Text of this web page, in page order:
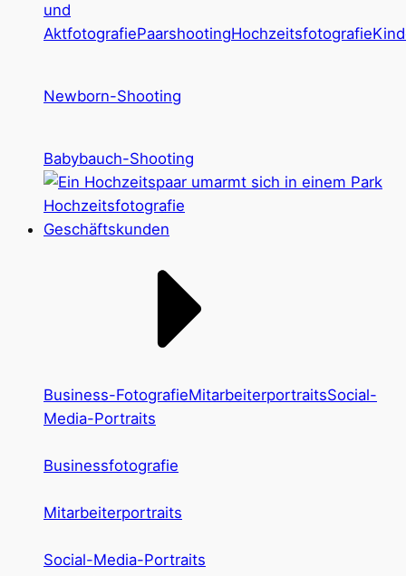
und
AktfotografiePaarshootingHochzeitsfotografie
Newborn-Shooting
Babybauch-Shooting
Hochzeitsfotografie
Geschäftskunden
Business-FotografieMitarbeiterportraitsSocial-
Media-Portraits
Businessfotografie
Mitarbeiterportraits
Social-Media-Portraits